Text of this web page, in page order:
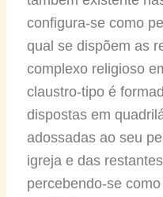
configura-se como
qual se dispõem as
complexo religioso
claustro-tipo é
dispostas em
adossadas ao seu
igreja e das
percebendo-se